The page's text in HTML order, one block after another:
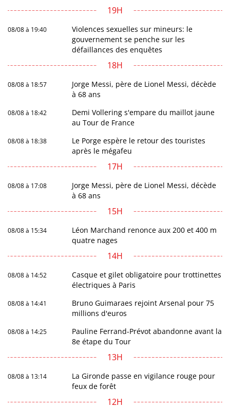
19H
08/08 à 19:40
Violences sexuelles sur mineurs: le
gouvernement se penche sur les
défaillances des enquêtes
18H
08/08 à 18:57
Jorge Messi, père de Lionel Messi, décède
à 68 ans
08/08 à 18:42
Demi Vollering s'empare du maillot jaune
au Tour de France
08/08 à 18:38
Le Porge espère le retour des touristes
après le mégafeu
17H
08/08 à 17:08
Jorge Messi, père de Lionel Messi, décède
à 68 ans
15H
08/08 à 15:34
Léon Marchand renonce aux 200 et 400 m
quatre nages
14H
08/08 à 14:52
Casque et gilet obligatoire pour trottinettes
électriques à Paris
08/08 à 14:41
Bruno Guimaraes rejoint Arsenal pour 75
millions d'euros
08/08 à 14:25
Pauline Ferrand-Prévot abandonne avant la
8e étape du Tour
13H
08/08 à 13:14
La Gironde passe en vigilance rouge pour
feux de forêt
12H